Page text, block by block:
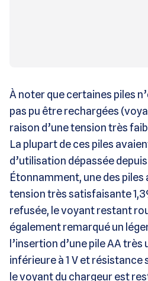
À noter que certaines piles
pas pu être rechargées
raison d’une tension très
La plupart de ces piles
d’utilisation dépassée
Étonnamment, une des
tension très satisfaisante
refusée, le voyant restant
également remarqué un
l’insertion d’une pile AA
inférieure à 1 V et résistance
le voyant du chargeur est